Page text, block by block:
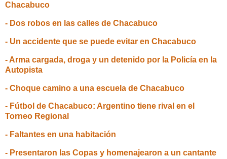
Chacabuco
- Dos robos en las calles de Chacabuco
- Un accidente que se puede evitar en Chacabuco
- Arma cargada, droga y un detenido por la Policía en la
Autopista
- Choque camino a una escuela de Chacabuco
- Fútbol de Chacabuco: Argentino tiene rival en el
Torneo Regional
- Faltantes en una habitación
- Presentaron las Copas y homenajearon a un cantante